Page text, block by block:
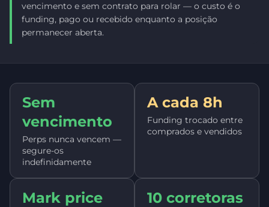
Fale conosco
vencimento e sem contrato para rolar — o custo é o
funding, pago ou recebido enquanto a posição
permanecer aberta.
Sem
vencimento
Perps nunca vencem —
segure-os
indefinidamente
A cada 8h
Funding trocado entre
comprados e vendidos
Mark price 10 corretoras